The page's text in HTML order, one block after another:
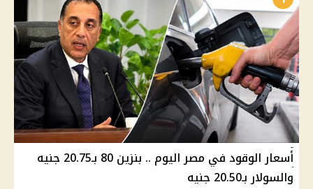
أسعار الوقود في مصر اليوم .. بنزين 80 بـ20.75 جنيه
والسولار بـ20.50 جنيه